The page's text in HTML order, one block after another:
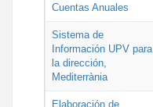
Cuentas Anuales
Sistema de
Información UPV para
la dirección,
Mediterrània
Elaboración de